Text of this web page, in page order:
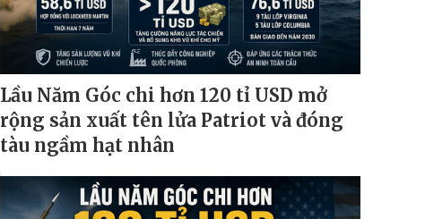
Lầu Năm Góc chi hơn 120 tỉ USD mở
rộng sản xuất tên lửa Patriot và đóng
tàu ngầm hạt nhân